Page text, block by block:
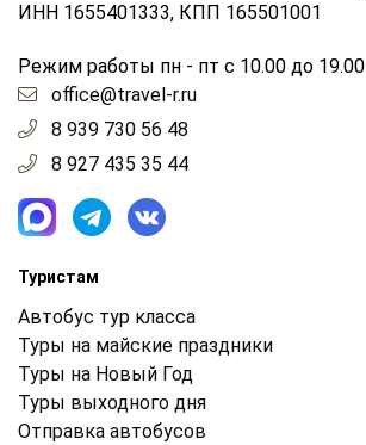
ИНН 1655401333, КПП 165501001
Режим работы пн - пт с 10.00 до 19.00
office@travel-r.ru
8 939 730 56 48
8 927 435 35 44
Туристам
Автобус тур класса
Туры на майские праздники
Туры на Новый Год
Туры выходного дня
Отправка автобусов